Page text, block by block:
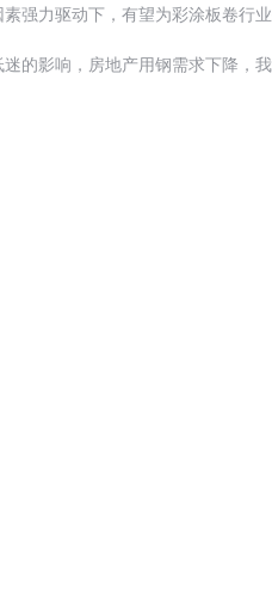
强力驱动下，有望为彩涂板卷行业
的影响，房地产用钢需求下降，